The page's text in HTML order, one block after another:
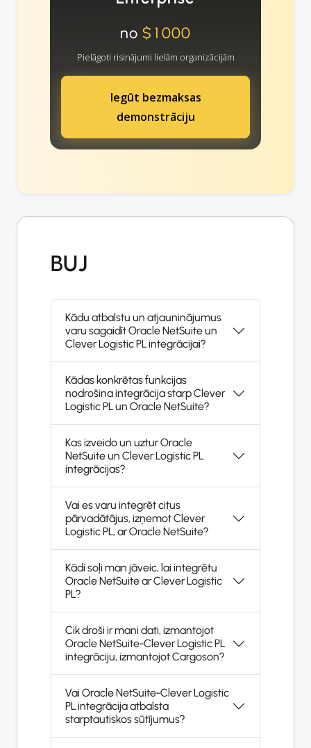
no$1000
Pielāgoti risinājumi lielām organizācijām
Iegūt bezmaksas
demonstrāciju
BUJ
Kādu atbalstu un atjauninājumus
varu sagaidīt Oracle NetSuite un
Clever Logistic PL integrācijai?
Kādas konkrētas funkcijas
nodrošina integrācija starp Clever
Logistic PL un Oracle NetSuite?
Kas izveido un uztur Oracle
NetSuite un Clever Logistic PL
integrācijas?
Vai es varu integrēt citus
pārvadātājus, izņemot Clever
Logistic PL, ar Oracle NetSuite?
Kādi soļi man jāveic, lai integrētu
Oracle NetSuite ar Clever Logistic
PL?
Cik droši ir mani dati, izmantojot
Oracle NetSuite-Clever Logistic PL
integrāciju, izmantojot Cargoson?
Vai Oracle NetSuite-Clever Logistic
PL integrācija atbalsta
starptautiskos sūtījumus?